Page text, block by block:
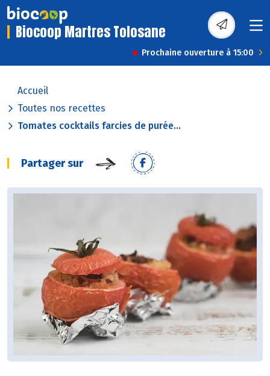
Biocoop Martres Tolosane
Prochaine ouverture à 15:00
Accueil
Toutes nos recettes
Tomates cocktails farcies de purée...
Partager sur